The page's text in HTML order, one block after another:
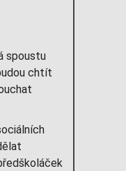
spoustu
chtít